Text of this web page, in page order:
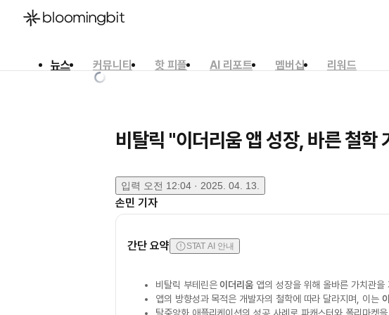
뉴스 커뮤니티 핫 피플 AI 리포트 멤버십
리워드
비탈릭 "이더리움 앱 성장, 바른 철학
입력 오전 12:04 · 2025. 04. 13.
손민 기자
간단 요약 STAT AI 안내
비탈릭 부테린은이더리움 앱의 성장을 위해 올바른 가치관
앱의 방향성과 목적은 개발자의 철학에 따라 달라지며, 이는